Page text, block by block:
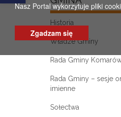
Historia
Władze Gminy
Rada Gminy
Rada Gminy – sesje
imienne
Sołectwa
Nasz Portal wykorzytuje pliki
Zgadzam się